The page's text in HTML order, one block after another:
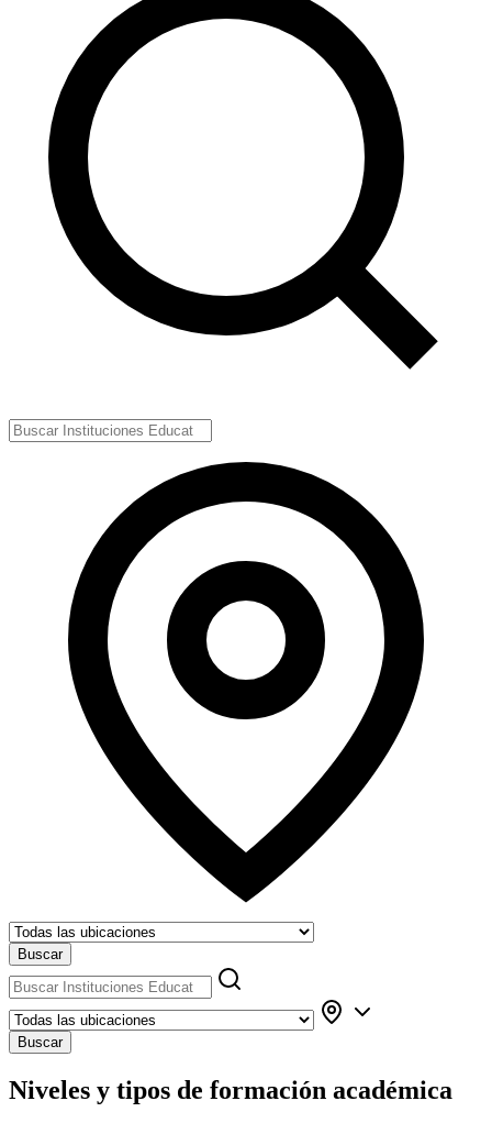
Buscar
Buscar
Niveles y tipos de formación académica